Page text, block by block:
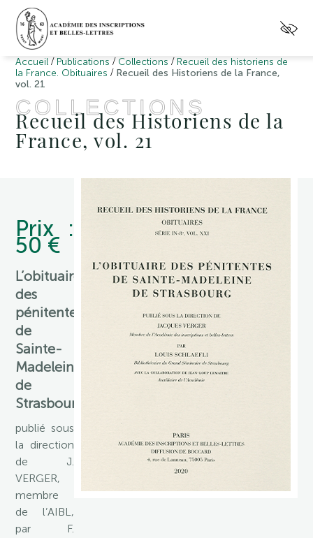
Accueil / Publications / Collections / Recueil des historiens de
la France. Obituaires / Recueil des Historiens de la France,
vol. 21
COLLECTIONS
Recueil des Historiens de la
France, vol. 21
Prix :
50 €
L’obituaire
des
pénitentes
de
Sainte-
Madeleine
de
Strasbourg
publié sous
la direction
de J.
VERGER,
membre
de l’AIBL,
par F.